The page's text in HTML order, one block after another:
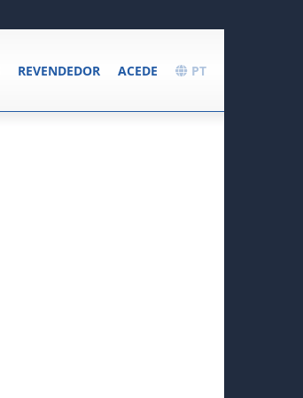
PT
ACEDE
REVENDEDOR